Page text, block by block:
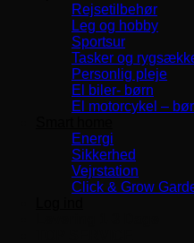
Rejsetilbehør
Leg og hobby
Sportsur
Tasker og
Personlig pleje
El biler- børn
El motorcykel –
Energi
Sikkerhed
Vejrstation
Click & Grow